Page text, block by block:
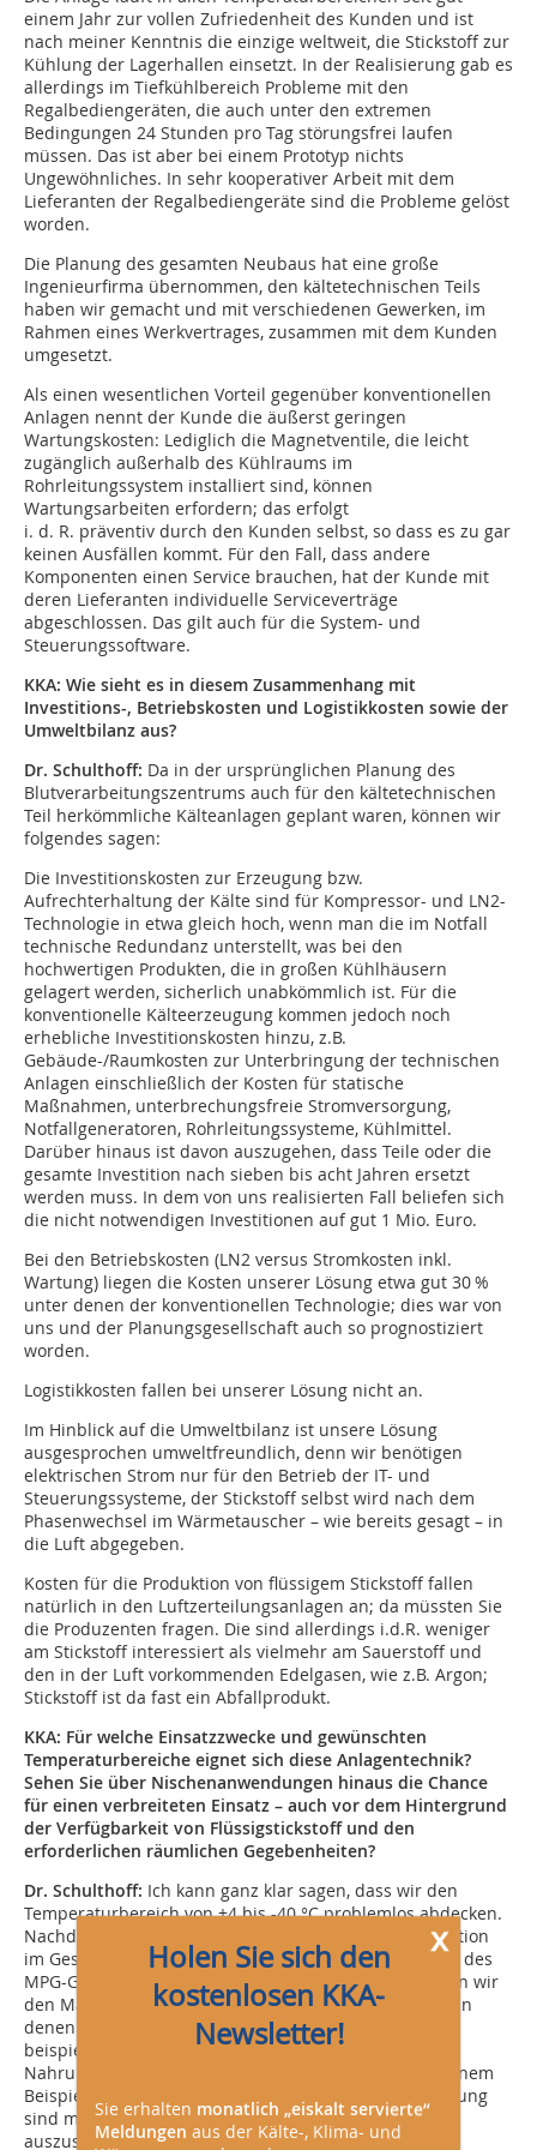
einem Jahr zur vollen Zufriedenheit des Kunden und ist
nach meiner Kenntnis die einzige weltweit, die Stickstoff zur
Kühlung der Lagerhallen einsetzt. In der Realisierung gab es
allerdings im Tiefkühlbereich Probleme mit den
Regalbedien­geräten, die auch unter den extremen
Bedingungen 24 Stunden pro Tag störungsfrei laufen
müssen. Das ist aber bei einem Prototyp nichts
Ungewöhnliches. In sehr kooperativer Arbeit mit dem
Lieferanten der Regalbe­diengeräte sind die Probleme gelöst
worden.
Die Planung des gesamten Neubaus hat eine große
Ingenieurfirma übernommen, den kältetechnischen Teils
haben wir gemacht und mit verschiedenen Gewerken, im
Rahmen eines Werkvertrages, zusammen mit dem Kunden
umgesetzt.
Als einen wesentlichen Vorteil gegenüber konventionellen
Anlagen nennt der Kunde die äußerst geringen
Wartungskosten: Lediglich die Magnetventile, die leicht
zugänglich außerhalb des Kühlraums im
Rohrleitungssystem installiert sind, können
Wartungsarbeiten erfordern; das erfolgt
i. d. R. präventiv durch den Kunden selbst, so dass es zu gar
keinen Ausfällen kommt. Für den Fall, dass andere
Komponenten einen Service brauchen, hat der Kunde mit
deren Lieferanten individuelle Serviceverträge
abgeschlossen. Das gilt auch für die System- und
Steuerungssoftware.
KKA: Wie sieht es in diesem Zusammenhang mit
Investitions-, Betriebskosten und Logistikkosten sowie der
Umweltbilanz aus?
Dr. Schulthoff: Da in der ursprünglichen Planung des
Blutverarbeitungszentrums auch für den kältetechnischen
Teil herkömmliche Kälteanlagen geplant waren, können wir
folgendes sagen:
Die Investitionskosten zur Erzeugung bzw.
Aufrechterhaltung der Kälte sind für Kompressor- und LN2-
Technologie in etwa gleich hoch, wenn man die im Notfall
technische Redundanz unterstellt, was bei den
hochwertigen Produkten, die in großen Kühlhäusern
gelagert werden, sicherlich unabkömmlich ist. Für die
konventionelle Kälteerzeugung kommen jedoch noch
erhebliche Investitionskosten hinzu, z.B.
Gebäude-/Raumkosten zur Unterbringung der technischen
Anlagen einschließlich der Kosten für statische
Maßnahmen, unterbrechungsfreie Stromversorgung,
Notfallgeneratoren, Rohrleitungssysteme, Kühlmittel.
Darüber hinaus ist davon auszugehen, dass Teile oder die
gesamte Investition nach sieben bis acht Jahren ersetzt
werden muss. In dem von uns realisierten Fall beliefen sich
die nicht notwendigen Investitionen auf gut 1 Mio. Euro.
Bei den Betriebskosten (LN2 versus Stromkosten inkl.
Wartung) liegen die Kosten unserer Lösung etwa gut 30 %
unter denen der konventionellen Technologie; dies war von
uns und der Planungsgesellschaft auch so prognostiziert
worden.
Logistikkosten fallen bei unserer Lösung nicht an.
Im Hinblick auf die Umweltbilanz ist unsere Lösung
ausgesprochen umweltfreundlich, denn wir benötigen
elektrischen Strom nur für den Betrieb der IT- und
Steuerungssysteme, der Stickstoff selbst wird nach dem
Phasenwechsel im Wärmetauscher – wie bereits gesagt – in
die Luft abgegeben.
Kosten für die Produktion von flüssigem Stickstoff fallen
natürlich in den Luftzerteilungsanlagen an; da müssten Sie
die Produzenten fragen. Die sind allerdings i.d.R. weniger
am Stickstoff interessiert als vielmehr am Sauerstoff und
den in der Luft vorkommenden Edelgasen, wie z.B. Argon;
Stickstoff ist da fast ein Abfallprodukt.
KKA: Für welche Einsatzzwecke und gewünschten
Temperaturbereiche eignet sich diese Anlagentechnik?
Sehen Sie über Nischenanwendungen hinaus die Chance
für einen verbreiteten Einsatz – auch vor dem Hintergrund
der Verfügbarkeit von Flüssigstickstoff und den
erforderlichen räumlichen Gegebenheiten?
Dr. Schulthoff: Ich kann ganz klar sagen, dass wir den
Temperaturbereich von +4 bis -40 °C problemlos abdecken.
Nachdem wir die von mir beschriebene große Installation
im Gesundheitswesen unter den harten Bedingungen des
MPG-Gesetzes erfolgreich abgeschlossen haben, sehen wir
den Markt für unsere Technologie in allen Bereichen, in
denen Produkte gekühlt gelagert werden müssen,
beispielsweise in der Pharma- und
Nahrungsmittelindustrie. Kühlhäuser ohne die in meinem
Beispiel genannte vollautomatisierte Hochregalsteuerung
sind mit unserer Technologie vergleichsweise leicht
auszustatten. Räumliche Anforderungen bzw.
x
Holen Sie sich den
kostenlosen KKA-
Newsletter!
Sie erhalten monatlich „eiskalt servierte“
Meldungen aus der Kälte-, Klima- und